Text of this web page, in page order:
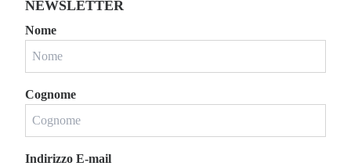
NEWSLETTER
Nome
Cognome
Indirizzo E-mail